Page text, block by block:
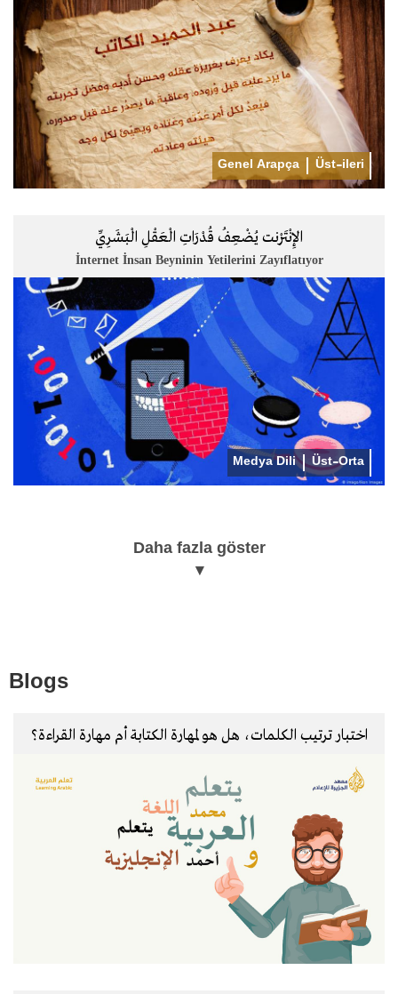
Genel Arapça Üst-ileri
الإِنْتَرْنت يُضْعِفُ قُدْرَاتِ الْعَقْلِ الْبَشَرِيِّ
İnternet İnsan Beyninin Yetilerini Zayıflatıyor
Medya Dili Üst-Orta
Daha fazla göster
Blogs
اختبار ترتيب الكلمات، هل هو لمهارة الكتابة أم مهارة القراءة؟